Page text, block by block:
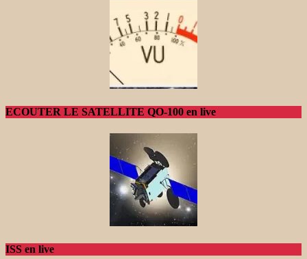
ECOUTER LE SATELLITE QO-100 en live
ISS en live